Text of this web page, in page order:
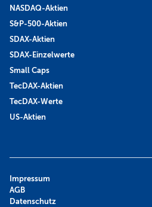
NASDAQ-Aktien
S&P-500-Aktien
SDAX-Aktien
SDAX-Einzelwerte
Small Caps
TecDAX-Aktien
TecDAX-Werte
US-Aktien
Impressum
AGB
Datenschutz